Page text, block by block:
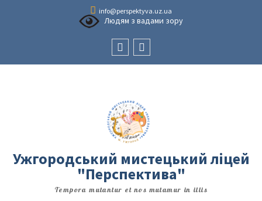
info@perspektyva.uz.ua
Людям з вадами зору
Ужгородський мистецький ліцей
"Перспектива"
Tempora mutantur et nos mutamur in illis